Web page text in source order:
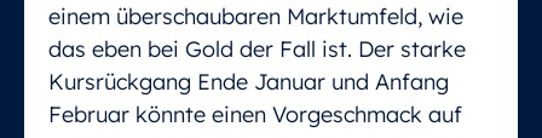
einem überschaubaren Marktumfeld, wie
das eben bei Gold der Fall ist. Der starke
Kursrückgang Ende Januar und Anfang
Februar könnte einen Vorgeschmack auf